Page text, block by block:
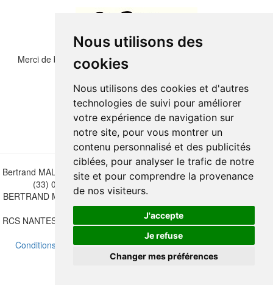
Nous utilisons des
cookies
Nous utilisons des cookies et d'autres
technologies de suivi pour améliorer
votre expérience de navigation sur
notre site, pour vous montrer un
contenu personnalisé et des publicités
ciblées, pour analyser le trafic de notre
site et pour comprendre la provenance
de nos visiteurs.
J'accepte
Je refuse
Changer mes préférences
Merci de bien vouloir recopier les chiffres et lettre ci-dessous :
Bertrand MALVAUX - 22 rue Crébillon, 44000 Nantes - FRANCE - Tél.
(33) 02 40 733 600 — bertrand.malvaux@wanadoo.fr
BERTRAND MALVAUX - ÉDITIONS DU CANONNIER SARL au capital
de 47.000 EUROS
RCS NANTES B 442 295 077 - N° INTRACOMMUNAUTAIRE CEE FR
30 442 295 077
Conditions de vente-Mettre à jour vos préférences de cookies